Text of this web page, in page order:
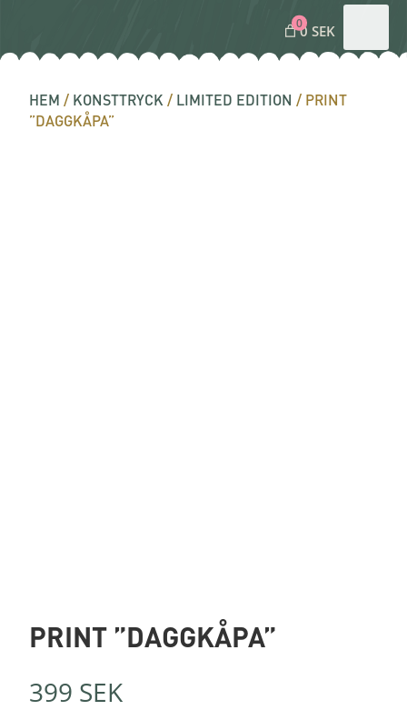
00 SEK
HEM / KONSTTRYCK / LIMITED EDITION / PRINT
”DAGGKÅPA”
PRINT ”DAGGKÅPA”
399 SEK